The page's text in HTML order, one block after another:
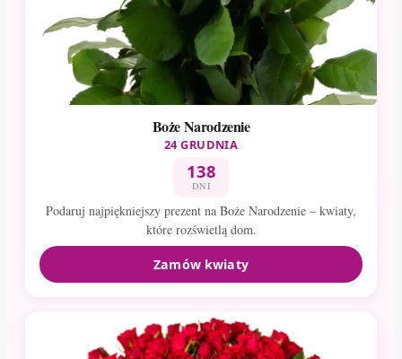
Boże Narodzenie
24 GRUDNIA
138
DNI
Podaruj najpiękniejszy prezent na Boże Narodzenie – kwiaty,
które rozświetlą dom.
Zamów kwiaty